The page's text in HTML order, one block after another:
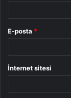
E-posta *
İnternet sitesi